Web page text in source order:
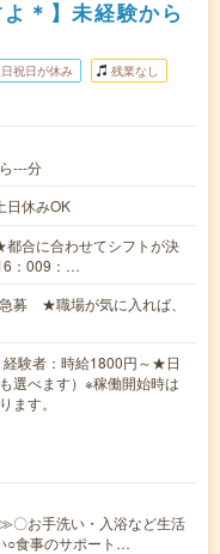
＊】未経験から
日祝日が休み 残業なし
---分
休みOK
合に合わせてシフトが決
：009：…
募 ★職場が気に入れば、
験者：時給1800円～★日
選べます）※稼働開始時は
ます。
〇お手洗い・入浴など生活
○食事のサポート…